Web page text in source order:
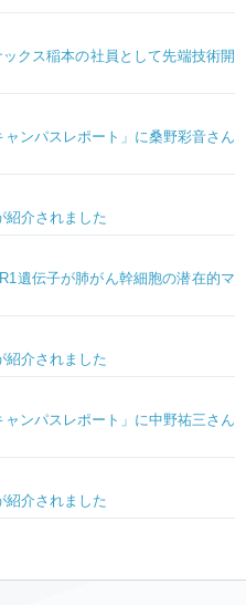
クス稲本の社員として先端技術開
ャンパスレポート」に桑野彩音さん
紹介されました
遺伝子が肺がん幹細胞の潜在的マ
紹介されました
ャンパスレポート」に中野祐三さん
紹介されました